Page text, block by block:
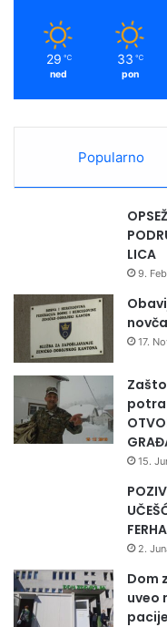
29 ℃
ned
33 ℃
pon
Popularno
LICA
9.
17.
15.
2.
Dom
uveo